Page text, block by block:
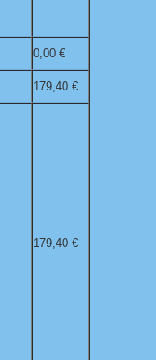
0,00 €
179,40 €
179,40 €